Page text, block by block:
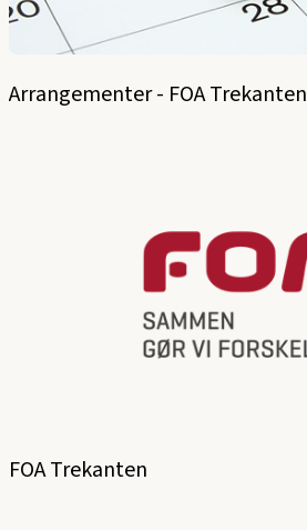
Arrangementer - FOA Trekanten
FOA Trekanten